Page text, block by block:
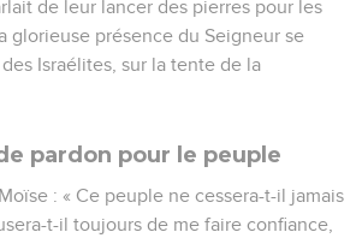
de leur lancer des pierres pour les
glorieuse présence du Seigneur se
Israélites, sur la tente de la
pardon pour le peuple
: « Ce peuple ne cessera-t-il jamais
t-il toujours de me faire confiance,